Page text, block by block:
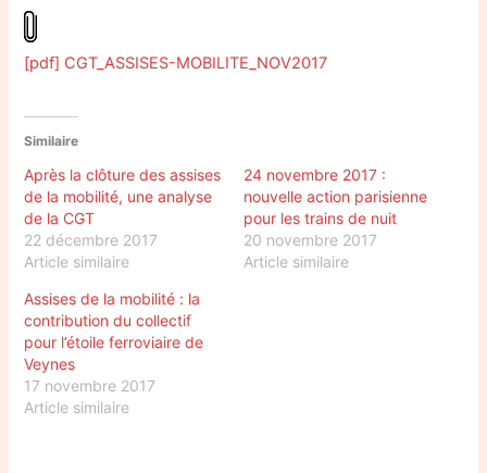
[pdf] CGT_ASSISES-MOBILITE_NOV2017
Similaire
Après la clôture des assises
de la mobilité, une analyse
de la CGT
22 décembre 2017
Article similaire
24 novembre 2017 :
nouvelle action parisienne
pour les trains de nuit
20 novembre 2017
Article similaire
Assises de la mobilité : la
contribution du collectif
pour l’étoile ferroviaire de
Veynes
17 novembre 2017
Article similaire